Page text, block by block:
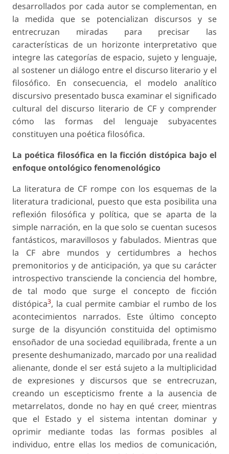
desarrollados por cada autor se complementan, en
la medida que se potencializan discursos y se
entrecruzan miradas para precisar las
características de un horizonte interpretativo que
integre las categorías de espacio, sujeto y lenguaje,
al sostener un diálogo entre el discurso literario y el
filosófico. En consecuencia, el modelo analítico
discursivo presentado busca examinar el significado
cultural del discurso literario de CF y comprender
cómo las formas del lenguaje subyacentes
constituyen una poética filosófica.
La poética filosófica en la ficción distópica bajo el
enfoque ontológico fenomenológico
La literatura de CF rompe con los esquemas de la
literatura tradicional, puesto que esta posibilita una
reflexión filosófica y política, que se aparta de la
simple narración, en la que solo se cuentan sucesos
fantásticos, maravillosos y fabulados. Mientras que
la CF abre mundos y certidumbres a hechos
premonitorios y de anticipación, ya que su carácter
introspectivo transciende la conciencia del hombre,
de tal modo que surge el concepto de ficción
distópica3, la cual permite cambiar el rumbo de los
acontecimientos narrados. Este último concepto
surge de la disyunción constituida del optimismo
ensoñador de una sociedad equilibrada, frente a un
presente deshumanizado, marcado por una realidad
alienante, donde el ser está sujeto a la multiplicidad
de expresiones y discursos que se entrecruzan,
creando un escepticismo frente a la ausencia de
metarrelatos, donde no hay en qué creer, mientras
que el Estado y el sistema intentan dominar y
oprimir mediante todas las formas posibles al
individuo, entre ellas los medios de comunicación,